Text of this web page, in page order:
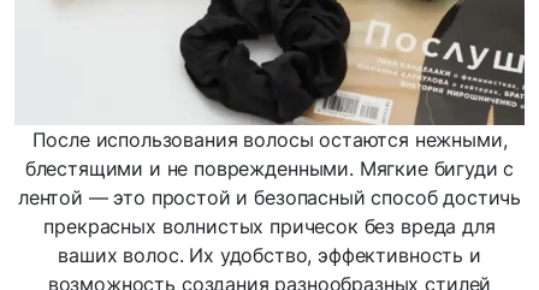
После использования волосы остаются нежными,
блестящими и не поврежденными. Мягкие бигуди с
лентой — это простой и безопасный способ достичь
прекрасных волнистых причесок без вреда для
ваших волос. Их удобство, эффективность и
возможность создания разнообразных стилей